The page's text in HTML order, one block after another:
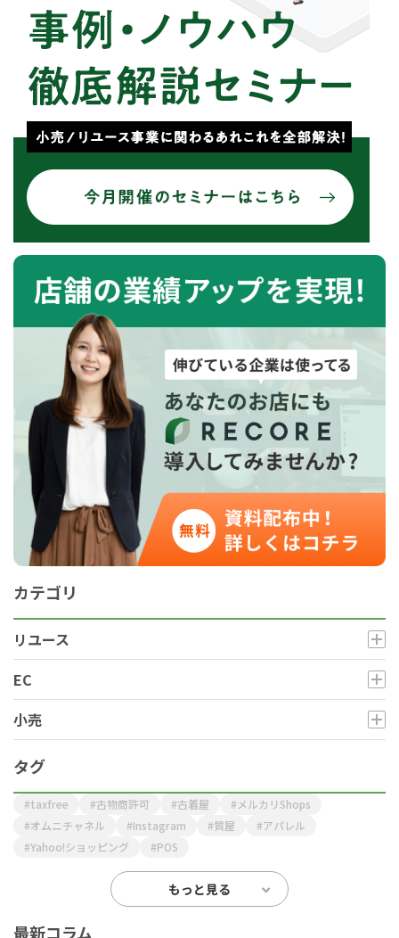
カテゴリ
リユース
EC
小売
タグ
taxfree 古物商許可 古着屋
メルカリShops
オムニチャネル
Instagram 質屋
アパレル
Yahoo!ショッピング
POS
もっと見る
最新コラム